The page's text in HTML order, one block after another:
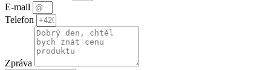
E-mail
Telefon
Zpráva